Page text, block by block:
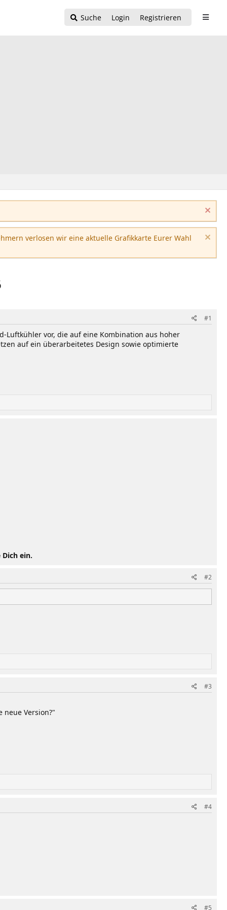
Login Registrieren
Suche
verlosen wir eine aktuelle Grafikkarte Eurer Wahl
#1
Luftkühler vor, die auf eine Kombination aus hoher
auf ein überarbeitetes Design sowie optimierte
ein.
#2
#3
Version?"
#4
#5